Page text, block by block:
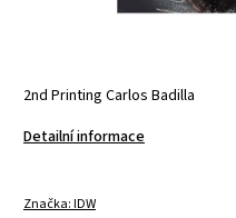
2nd Printing Carlos Badilla
Detailní informace
Značka:IDW